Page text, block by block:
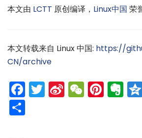
本文由 LCTT 原创编译， Linux中国 荣
本文转载来自 Linux 中国: https://
CN/archive
Facebook
Twitter
Sina
Weibo